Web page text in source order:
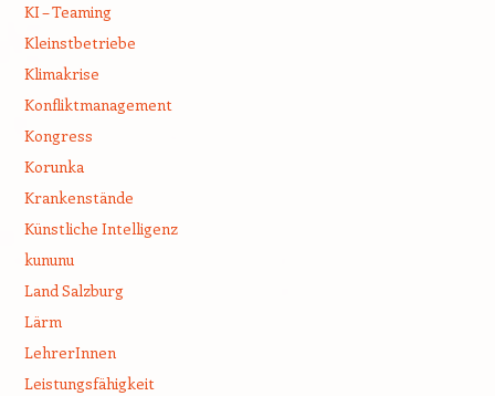
KI – Teaming
Kleinstbetriebe
Klimakrise
Konfliktmanagement
Kongress
Korunka
Krankenstände
Künstliche Intelligenz
kununu
Land Salzburg
Lärm
LehrerInnen
Leistungsfähigkeit